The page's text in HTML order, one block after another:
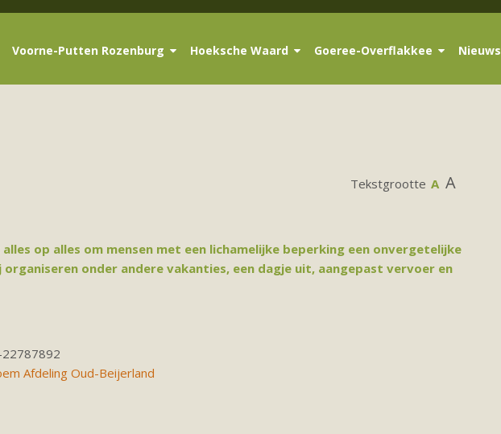
Voorne-Putten Rozenburg Hoeksche Waard Goeree-Overflakkee Nieuws
Tekstgrootte A A
op alles om mensen met een lichamelijke beperking een onvergetelijke
onder andere vakanties, een dagje uit, aangepast vervoer en
Afdeling Oud-Beijerland